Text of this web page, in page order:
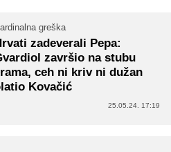
greška
zadeverali Pepa:
završio na stubu
ceh ni kriv ni dužan
Kovačić
25.05.24. 17:19